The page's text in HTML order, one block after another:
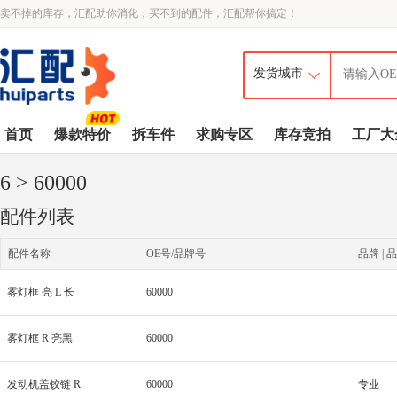
卖不掉的库存，汇配助你消化；买不到的配件，汇配帮你搞定！
首页 爆款特价 拆车件 求购专区 库存竞拍 工厂大
6 > 60000
配件列表
配件名称 OE号/品牌号 品牌 |
雾灯框 亮 L 长 60000
雾灯框 R 亮黑 60000
发动机盖铰链 R 60000 专业